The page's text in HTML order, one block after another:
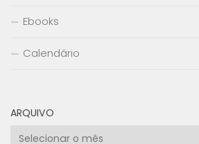
Ebooks
Calendário
ARQUIVO
Arquivo